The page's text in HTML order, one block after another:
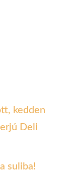
kedden
Deli
suliba!